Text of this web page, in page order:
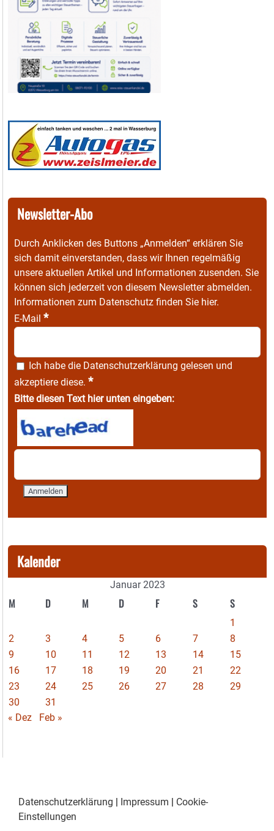
Newsletter-Abo
Durch Anklicken des Buttons „Anmelden“ erklären Sie
sich damit einverstanden, dass wir Ihnen regelmäßig
unsere aktuellen Artikel und Informationen zusenden. Sie
können sich jederzeit von diesem Newsletter abmelden.
Informationen zum Datenschutz finden Sie hier.
E-Mail *
Ich habe die Datenschutzerklärung gelesen und
akzeptiere diese. *
Bitte diesen Text hier unten eingeben:
Kalender
Januar 2023
M D M D F S S
1
2
3 4 5 6 7
8
9
10 11 12 13 14
15
16
17 18 19 20 21
22
23
24 25 26 27 28
29
30
31
« Dez
Feb »
Datenschutzerklärung Impressum
Cookie-
Einstellungen